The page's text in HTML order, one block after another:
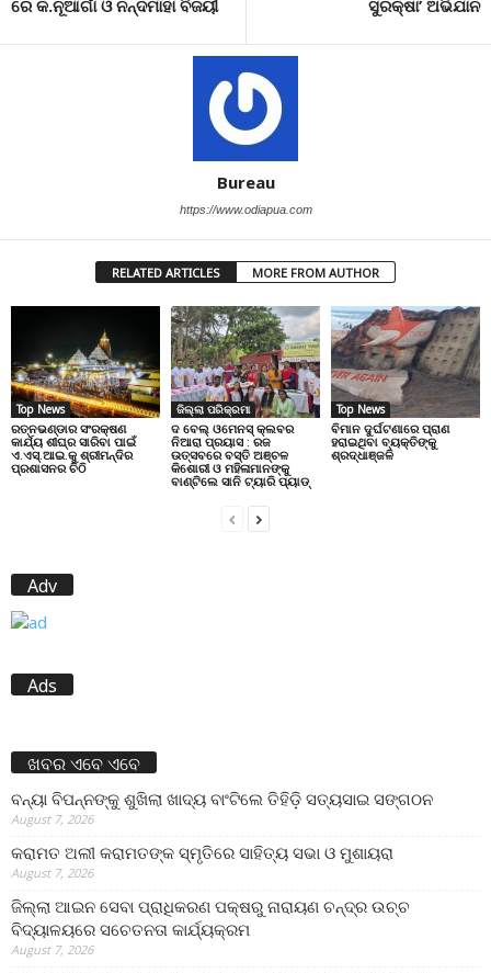
ରେ କ.ନୂଆଗାଁ ଓ ନନ୍ଦମାହା ବିଜୟୀ
ସୁରକ୍ଷା’ ଅଭିଯାନ
Bureau
https://www.odiapua.com
RELATED ARTICLES MORE FROM AUTHOR
Top News
ରତ୍ନଭଣ୍ଡାର ସଂରକ୍ଷଣ
କାର୍ଯ୍ୟ ଶୀଘ୍ର ସାରିବା ପାଇଁ
ଏ.ଏସ୍.ଆଇ.କୁ ଶ୍ରୀମନ୍ଦିର
ପ୍ରଶାସନର ଚିଠି
ଜିଲ୍ଲା ପରିକ୍ରମା
ଦ ବେଲ୍ ଓମେନସ୍ କ୍ଲବର
ନିଆରା ପ୍ରୟାସ : ରଜ
ଉତ୍ସବରେ ବସ୍ତି ଅଞ୍ଚଳ
କିଶୋରୀ ଓ ମହିଳାମାନଙ୍କୁ
ବାଣ୍ଟିଲେ ସାନି ଟ୍ୟାରି ପ୍ୟାଡ୍
Top News
ବିମାନ ଦୁର୍ଘଟଣାରେ ପ୍ରାଣ
ହରାଇଥିବା ବ୍ୟକ୍ତିଙ୍କୁ
ଶ୍ରଦ୍ଧାଞ୍ଜଳି
Adv
Ads
ଖବର ଏବେ ଏବେ
ବନ୍ୟା ବିପନ୍ନଙ୍କୁ ଶୁଖିଲା ଖାଦ୍ୟ ବାଂଟିଲେ ତିହିଡି଼ ସତ୍ୟସାଇ ସଙ୍ଗଠନ
August 7, 2026
କରାମତ ଅଲୀ କରାମତଙ୍କ ସ୍ମୃତିରେ ସାହିତ୍ୟ ସଭା ଓ ମୁଶାୟରା
August 7, 2026
ଜିଲ୍ଲା ଆଇନ ସେବା ପ୍ରାଧିକରଣ ପକ୍ଷରୁ ନାରାୟଣ ଚନ୍ଦ୍ର ଉଚ୍ଚ
ବିଦ୍ୟାଳୟରେ ସଚେତନତା କାର୍ଯ୍ୟକ୍ରମ
August 7, 2026